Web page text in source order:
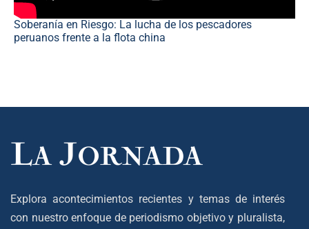
Soberanía en Riesgo: La lucha de los pescadores
peruanos frente a la flota china
Explora acontecimientos recientes y temas de interés
con nuestro enfoque de periodismo objetivo y pluralista,